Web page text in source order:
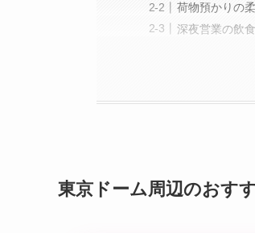
荷物預かりの
深夜営業の飲
東京ドーム周辺のおす